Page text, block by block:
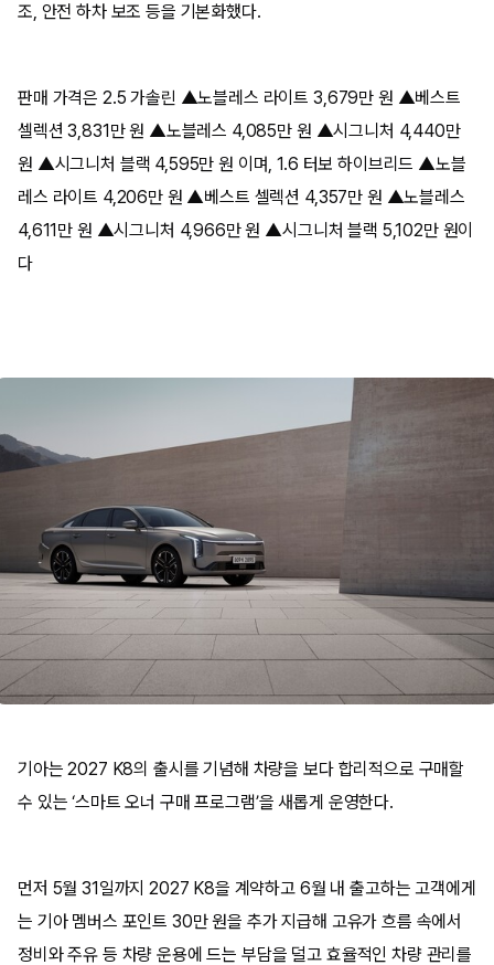
조, 안전 하차 보조 등을 기본화했다.
판매 가격은 2.5 가솔린 ▲노블레스 라이트 3,679만 원 ▲베스트
셀렉션 3,831만 원 ▲노블레스 4,085만 원 ▲시그니처 4,440만
원 ▲시그니처 블랙 4,595만 원 이며, 1.6 터보 하이브리드 ▲노블
레스 라이트 4,206만 원 ▲베스트 셀렉션 4,357만 원 ▲노블레스
4,611만 원 ▲시그니처 4,966만 원 ▲시그니처 블랙 5,102만 원이
다
기아는 2027 K8의 출시를 기념해 차량을 보다 합리적으로 구매할
수 있는 ‘스마트 오너 구매 프로그램’을 새롭게 운영한다.
먼저 5월 31일까지 2027 K8을 계약하고 6월 내 출고하는 고객에게
는 기아 멤버스 포인트 30만 원을 추가 지급해 고유가 흐름 속에서
정비와 주유 등 차량 운용에 드는 부담을 덜고 효율적인 차량 관리를